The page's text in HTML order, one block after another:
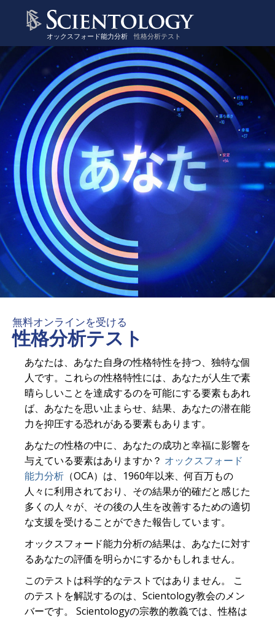
オックスフォード能力分析 性格分析テスト
無料オンラインを受ける
性格分析テスト
あなたは、あなた自身の性格特性を持つ、独特な個
人です。これらの性格特性には、あなたが人生で素
晴らしいことを達成するのを可能にする要素もあれ
ば、あなたを思い止まらせ、結果、あなたの潜在能
力を抑圧する恐れがある要素もあります。
あなたの性格の中に、あなたの成功と幸福に影響を
与えている要素はありますか？ オックスフォード
能力分析 （OCA）は、1960年以来、何百万もの
人々に利用されており、その結果が的確だと感じた
多くの人々が、その後の人生を改善するための適切
な支援を受けることができた報告しています。
オックスフォード能力分析の結果は、あなたに対す
るあなたの評価を明らかにするかもしれません。
このテストは科学的なテストではありません。 こ
のテストを解説するのは、Scientology教会のメン
バーです。 Scientologyの宗教的教義では、性格は